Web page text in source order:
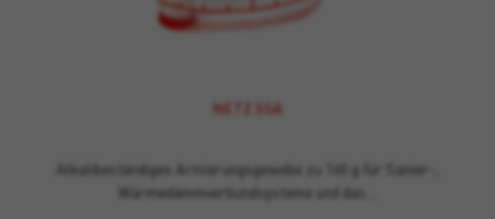
NETZ SSA
Alkalibeständiges Armierungsgewebe zu 160 g für Sanier-,
Wärmedämmverbundsysteme und das…